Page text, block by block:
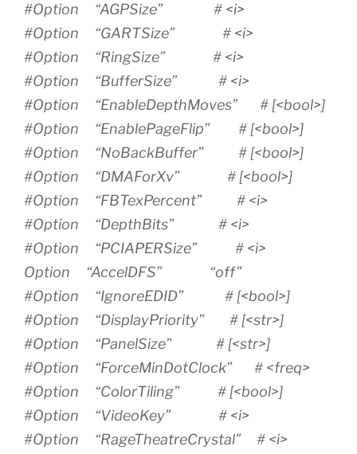
#Option “AGPSize” # <i>
#Option “GARTSize” # <i>
#Option “RingSize” # <i>
#Option “BufferSize” # <i>
#Option “EnableDepthMoves” # [<bool>]
#Option “EnablePageFlip” # [<bool>]
#Option “NoBackBuffer” # [<bool>]
#Option “DMAForXv” # [<bool>]
#Option “FBTexPercent” # <i>
#Option “DepthBits” # <i>
#Option “PCIAPERSize” # <i>
Option “AccelDFS” “off”
#Option “IgnoreEDID” # [<bool>]
#Option “DisplayPriority” # [<str>]
#Option “PanelSize” # [<str>]
#Option “ForceMinDotClock” # <freq>
#Option “ColorTiling” # [<bool>]
#Option “VideoKey” # <i>
#Option “RageTheatreCrystal” # <i>